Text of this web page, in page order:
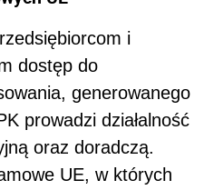
i
dostęp do
generowanego
prowadzi działalność
oraz doradczą.
UE, w których